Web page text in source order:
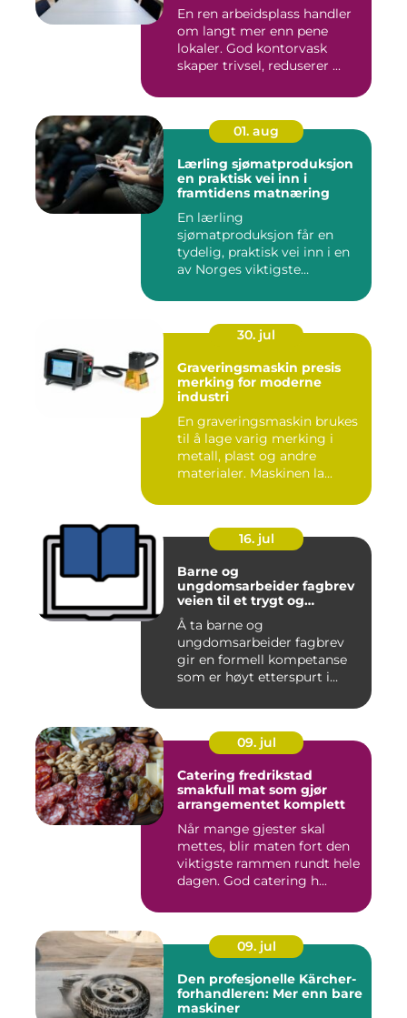
En ren arbeidsplass handler
om langt mer enn pene
lokaler. God kontorvask
skaper trivsel, reduserer ...
01. aug
Lærling sjømatproduksjon
en praktisk vei inn i
framtidens matnæring
En lærling
sjømatproduksjon får en
tydelig, praktisk vei inn i en
av Norges viktigste
30. jul
Graveringsmaskin presis
merking for moderne
industri
En graveringsmaskin brukes
til å lage varig merking i
metall, plast og andre
materialer. Maskinen la...
16. jul
Barne og
ungdomsarbeider fagbrev
veien til et trygt og
meningsfullt yrke
Å ta barne og
ungdomsarbeider fagbrev
gir en formell kompetanse
som er høyt etterspurt i
09. jul
Catering fredrikstad
smakfull mat som gjør
arrangementet komplett
Når mange gjester skal
mettes, blir maten fort den
viktigste rammen rundt hele
dagen. God catering h...
09. jul
Den profesjonelle Kärcher-
forhandleren: Mer enn bare
maskiner